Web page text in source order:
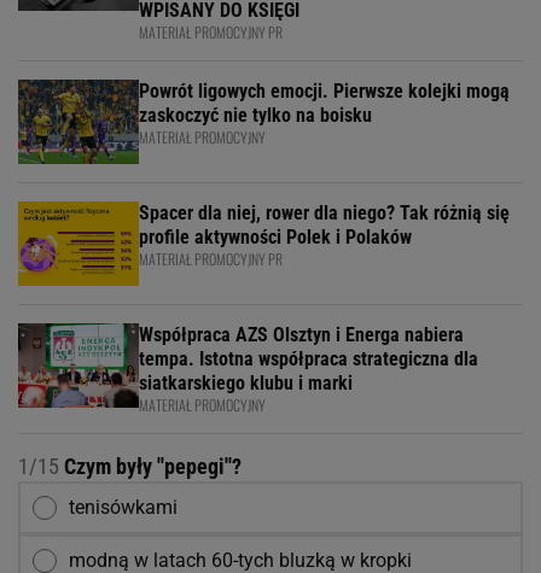
WPISANY DO KSIĘGI
MATERIAŁ PROMOCYJNY PR
Powrót ligowych emocji. Pierwsze kolejki mogą
zaskoczyć nie tylko na boisku
MATERIAŁ PROMOCYJNY
Spacer dla niej, rower dla niego? Tak różnią się
profile aktywności Polek i Polaków
MATERIAŁ PROMOCYJNY PR
Współpraca AZS Olsztyn i Energa nabiera
tempa. Istotna współpraca strategiczna dla
siatkarskiego klubu i marki
MATERIAŁ PROMOCYJNY
1/15 Czym były ''pepegi''?
tenisówkami
modną w latach 60-tych bluzką w kropki